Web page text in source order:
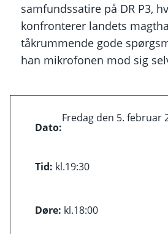
samfundssatire på DR P3,
konfronterer landets
tåkrummende gode
han mikrofonen mod sig
Dato:
Fredag den 5. februar
Tid: kl.19:30
Døre: kl.18:00